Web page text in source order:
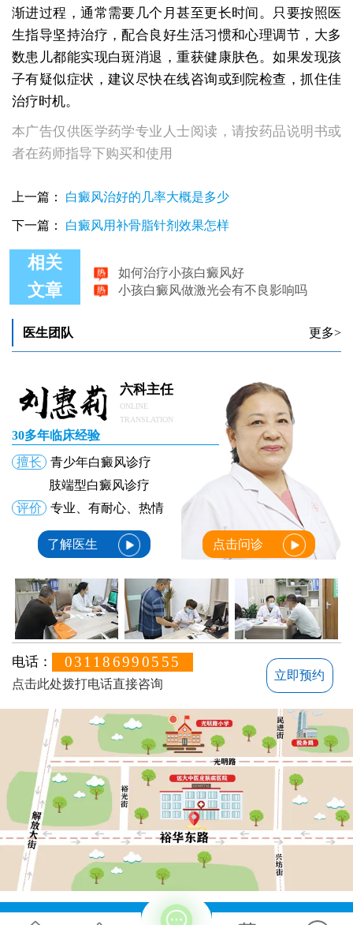
渐进过程，通常需要几个月甚至更长时间。只要按照医
生指导坚持治疗，配合良好生活习惯和心理调节，大多
数患儿都能实现白斑消退，重获健康肤色。如果发现孩
子有疑似症状，建议尽快在线咨询或到院检查，抓住佳
治疗时机。
本广告仅供医学药学专业人士阅读，请按药品说明书或
者在药师指导下购买和使用
上一篇： 白癜风治好的几率大概是多少
下一篇： 白癜风用补骨脂针剂效果怎样
相关
文章
小孩白癜风做激光会有不良影响吗
小孩白癜风吃哪种药物能控制不变大
医生团队 更多>
六科主任
ONLINE
TRANSLATION
30多年临床经验
擅长
青少年白癜风诊疗
肢端型白癜风诊疗
评价
专业、有耐心、热情
了解医生 点击问诊
电话： 031186990555
点击此处拨打电话直接咨询
立即预约
方便说下您的白癜风症状？